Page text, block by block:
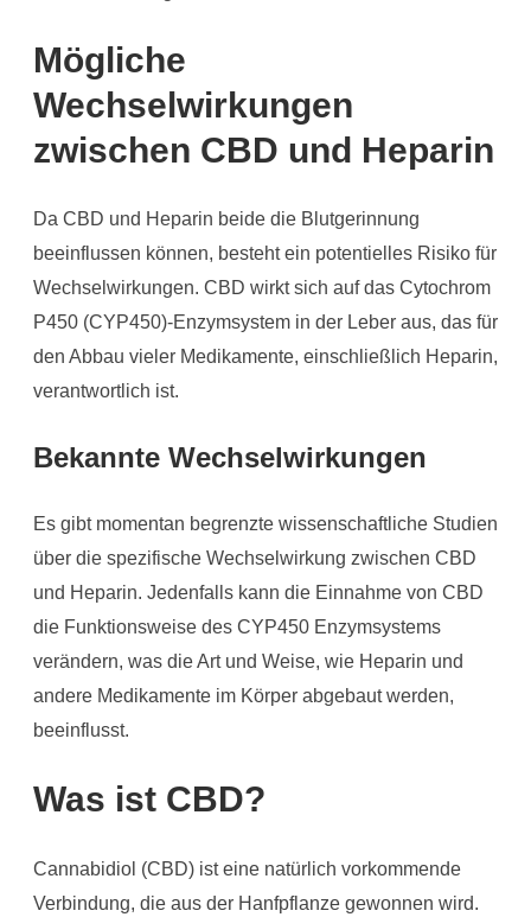
Mögliche
Wechselwirkungen
zwischen CBD und Heparin
Da CBD und Heparin beide die Blutgerinnung
beeinflussen können, besteht ein potentielles Risiko für
Wechselwirkungen. CBD wirkt sich auf das Cytochrom
P450 (CYP450)-Enzymsystem in der Leber aus, das für
den Abbau vieler Medikamente, einschließlich Heparin,
verantwortlich ist.
Bekannte Wechselwirkungen
Es gibt momentan begrenzte wissenschaftliche Studien
über die spezifische Wechselwirkung zwischen CBD
und Heparin. Jedenfalls kann die Einnahme von CBD
die Funktionsweise des CYP450 Enzymsystems
verändern, was die Art und Weise, wie Heparin und
andere Medikamente im Körper abgebaut werden,
beeinflusst.
Was ist CBD?
Cannabidiol (CBD) ist eine natürlich vorkommende
Verbindung, die aus der Hanfpflanze gewonnen wird.